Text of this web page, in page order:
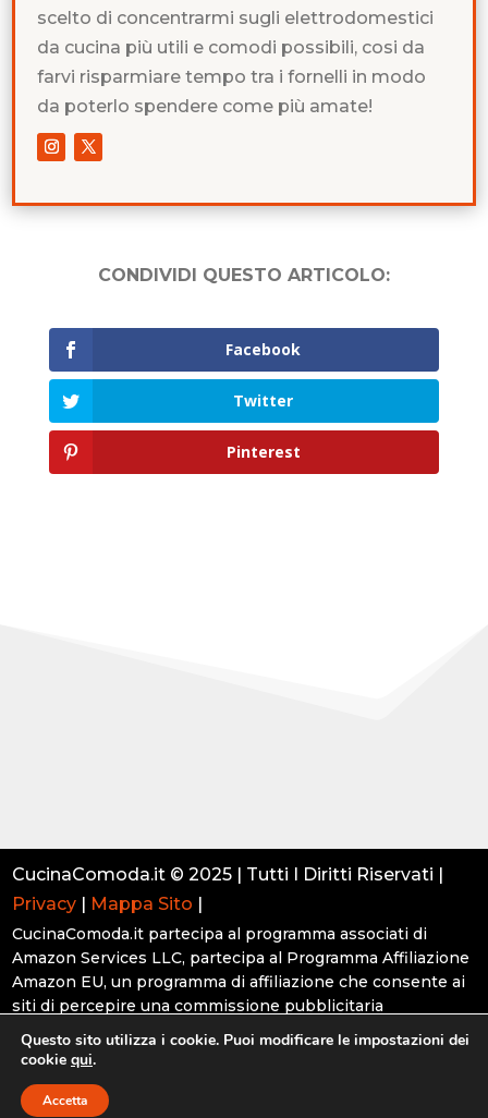
scelto di concentrarmi sugli elettrodomestici
da cucina più utili e comodi possibili, cosi da
farvi risparmiare tempo tra i fornelli in modo
da poterlo spendere come più amate!
CONDIVIDI QUESTO ARTICOLO:
Facebook
Twitter
Pinterest
CucinaComoda.it © 2025 | Tutti I Diritti Riservati |
Privacy | Mappa Sito |
CucinaComoda.it partecipa al programma associati di
Amazon Services LLC, partecipa al Programma Affiliazione
Amazon EU, un programma di affiliazione che consente ai
siti di percepire una commissione pubblicitaria
Questo sito utilizza i cookie. Puoi modificare le impostazioni dei
cookie qui.
Accetta